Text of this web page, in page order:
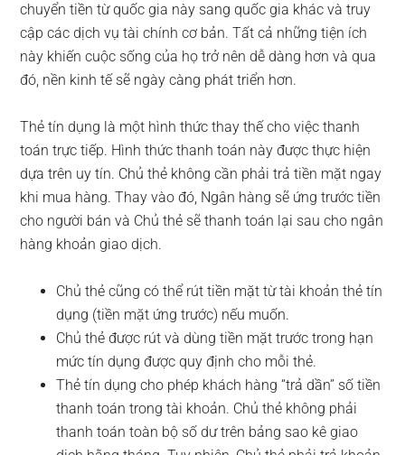
chuyển tiền từ quốc gia này sang quốc gia khác và truy
cập các dịch vụ tài chính cơ bản. Tất cả những tiện ích
này khiến cuộc sống của họ trở nên dễ dàng hơn và qua
đó, nền kinh tế sẽ ngày càng phát triển hơn.
Thẻ tín dụng là một hình thức thay thế cho việc thanh
toán trực tiếp. Hình thức thanh toán này được thực hiện
dựa trên uy tín. Chủ thẻ không cần phải trả tiền mặt ngay
khi mua hàng. Thay vào đó, Ngân hàng sẽ ứng trước tiền
cho người bán và Chủ thẻ sẽ thanh toán lại sau cho ngân
hàng khoản giao dịch.
Chủ thẻ cũng có thể rút tiền mặt từ tài khoản thẻ tín
dụng (tiền mặt ứng trước) nếu muốn.
Chủ thẻ được rút và dùng tiền mặt trước trong hạn
mức tín dụng được quy định cho mỗi thẻ.
Thẻ tín dụng cho phép khách hàng “trả dần” số tiền
thanh toán trong tài khoản. Chủ thẻ không phải
thanh toán toàn bộ số dư trên bảng sao kê giao